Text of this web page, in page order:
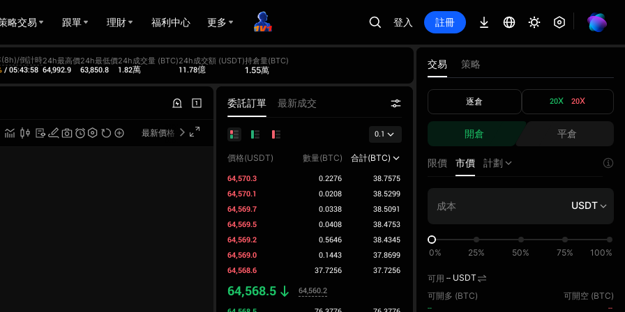
略交易 跟單 理財 福利中心 更多 登入 註冊
(8h)/倒計時
/ 05:43:58
24h最高價
64,992.9
24h最低價
63,850.8
24h成交量 (BTC)
1.82萬
24h成交額 (USDT)
11.78億
持倉量(BTC)
1.55萬
最新價格 專業版
委託訂單 最新成交
0.1
價格(USDT) 數量(BTC)
合計(BTC)
64,570.3
0.2276
38.7575
64,570.1
0.0208
38.5299
64,569.7
0.0338
38.5091
64,569.5
0.0408
38.4753
64,569.2
0.5646
38.4345
64,569.0
0.1443
37.8699
64,568.6
37.7256 37.7256
64,568.5
64,560.2
交易 策略
逐倉 20X 20X
開倉 平倉
限價 市價 計劃
USDT
0% 25% 50% 75% 100%
可用 -- USDT
可開多 (BTC)
--
可開空 (BTC)
--